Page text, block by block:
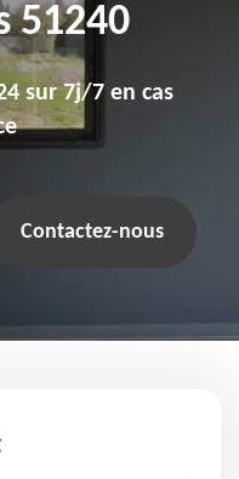
51240
sur 7j/7 en cas
Contactez-nous